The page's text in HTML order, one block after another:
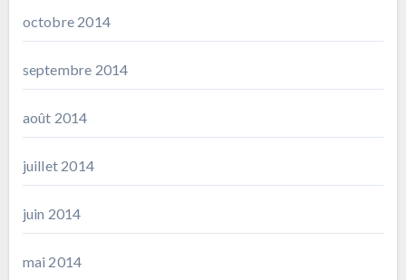
octobre 2014
septembre 2014
août 2014
juillet 2014
juin 2014
mai 2014